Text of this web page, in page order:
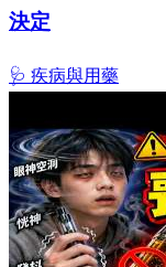
決定
🩺 疾病與用藥